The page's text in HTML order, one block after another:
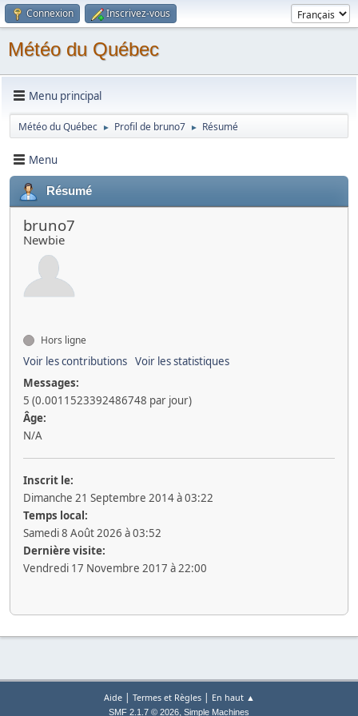
Connexion Inscrivez-vous
Météo du Québec
Menu principal
Météo du Québec ► Profil de bruno7 ► Résumé
Menu
Résumé
bruno7
Newbie
Hors ligne
Voir les contributions Voir les statistiques
Messages:
5 (0.0011523392486748 par jour)
Âge:
N/A
Inscrit le:
Dimanche 21 Septembre 2014 à 03:22
Temps local:
Samedi 8 Août 2026 à 03:52
Dernière visite:
Vendredi 17 Novembre 2017 à 22:00
Aide| Termes et Règles| En haut ▲
SMF 2.1.7 © 2026, Simple Machines